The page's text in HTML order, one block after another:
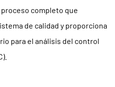
completo que
de calidad y proporciona
para el análisis del control